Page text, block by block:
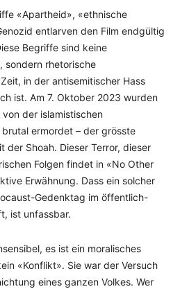
«Apartheid», «ethnische
entlarven den Film endgültig
Begriffe sind keine
sondern rhetorische
in der antisemitischer Hass
ist. Am 7. Oktober 2023 wurden
der islamistischen
ermordet – der grösste
der Shoah. Dieser Terror, dieser
Folgen findet in «No Other
Erwähnung. Dass ein solcher
Gedenktag im öffentlich-
ist unfassbar.
es ist ein moralisches
«Konflikt». Sie war der Versuch
eines ganzen Volkes. Wer